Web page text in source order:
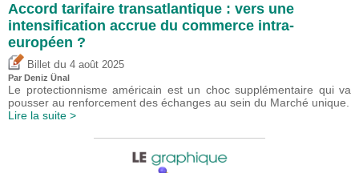
Accord tarifaire transatlantique : vers une
intensification accrue du commerce intra-
européen ?
Billet du 4 août 2025
Par Deniz Ünal
Le protectionnisme américain est un choc supplémentaire qui va
pousser au renforcement des échanges au sein du Marché unique.
Lire la suite >